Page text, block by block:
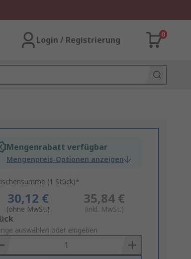
Login / Registrierung
0
Mengenrabatt verfügbar
Mengenpreis-Optionen anzeigen
(1 Stück)*
30,12 €
(ohne MwSt.)
35,84 €
(inkl. MwSt.)
auswählen oder eingeben